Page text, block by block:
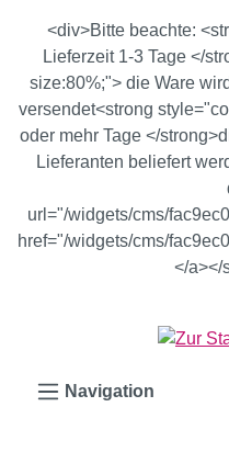
Zum Hauptinhalt springen
<div>Bitte beachte:
Lieferzeit 1-3 Tage </
size:80%;"> die Ware
versendet<strong
oder mehr Tage </
Lieferanten beliefert
url="/widgets/cms/
href="/widgets/cms/
</a></
Navigation